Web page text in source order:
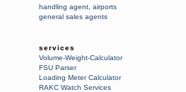
handling agent airports
general sales agents
services
Volume-Weight-Calculator
FSU Parser
Loading Meter Calculator
RAKC Watch Services